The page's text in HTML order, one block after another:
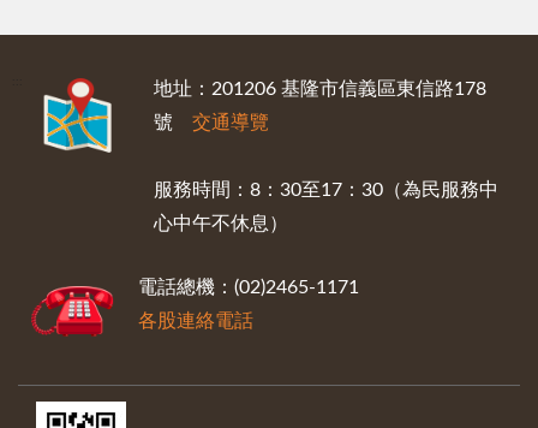
地址：201206 基隆市信義區東信路178
號 交通導覽
服務時間：8：30至17：30（為民服務中
心中午不休息）
電話總機：(02)2465-1171
各股連絡電話